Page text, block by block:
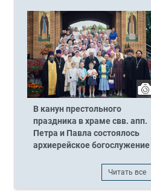
В канун престольного
праздника в храме свв. апп.
Петра и Павла состоялось
архиерейское богослужение
Читать все